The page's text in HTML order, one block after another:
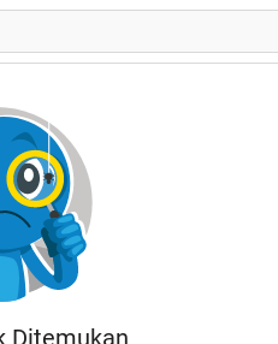
Ditemukan